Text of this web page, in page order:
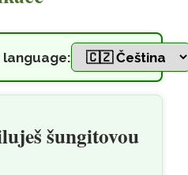
šungitovou